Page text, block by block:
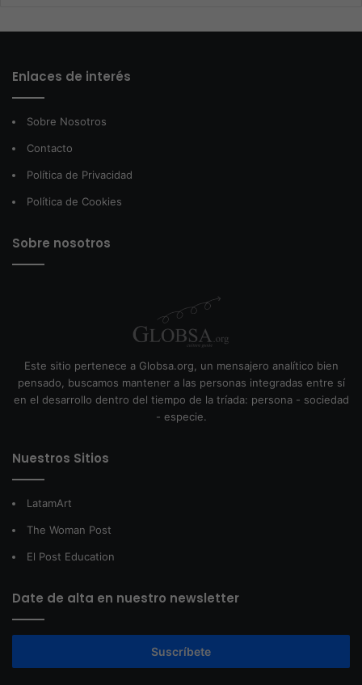
Enlaces de interés
Sobre Nosotros
Contacto
Política de Privacidad
Política de Cookies
Sobre nosotros
Este sitio pertenece a Globsa.org, un mensajero analítico bien
pensado, buscamos mantener a las personas integradas entre sí
en el desarrollo dentro del tiempo de la tríada: persona - sociedad
- especie.
Nuestros Sitios
LatamArt
The Woman Post
El Post Education
Date de alta en nuestro newsletter
Suscríbete